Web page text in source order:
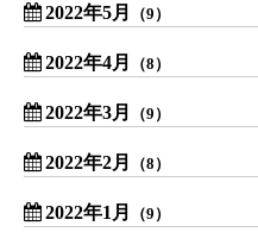
2022年5月 （9）
2022年4月 （8）
2022年3月 （9）
2022年2月 （8）
2022年1月 （9）